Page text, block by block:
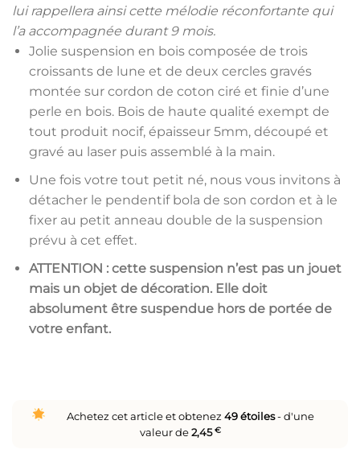
lui rappellera ainsi cette mélodie réconfortante qui
l’a accompagnée durant 9 mois.
Jolie suspension en bois composée de trois
croissants de lune et de deux cercles gravés
montée sur cordon de coton ciré et finie d’une
perle en bois. Bois de haute qualité exempt de
tout produit nocif, épaisseur 5mm, découpé et
gravé au laser puis assemblé à la main.
Une fois votre tout petit né, nous vous invitons à
détacher le pendentif bola de son cordon et à le
fixer au petit anneau double de la suspension
prévu à cet effet.
ATTENTION : cette suspension n’est pas un jouet
mais un objet de décoration. Elle doit
absolument être suspendue hors de portée de
votre enfant.
Achetez cet article et obtenez 49étoiles- d'une
valeur de2,45€